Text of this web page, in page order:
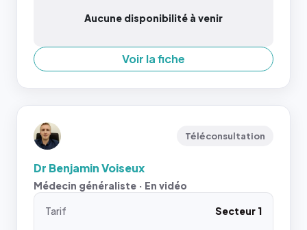
Aucune disponibilité à venir
Voir la fiche
Téléconsultation
Dr Benjamin Voiseux
Médecin généraliste · En vidéo
Tarif
Secteur 1